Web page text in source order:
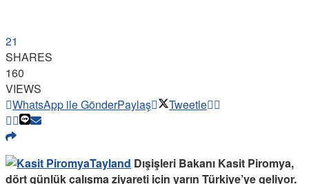
21
SHARES
160
VIEWS
WhatsApp ile GönderPaylaş Tweetle
Tayland Dışişleri Bakanı Kasit Piromya,
dört günlük çalışma ziyareti için yarın Türkiye’ye geliyor.